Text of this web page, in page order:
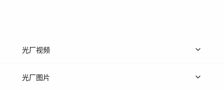
光厂视频
上传视频
光厂图片